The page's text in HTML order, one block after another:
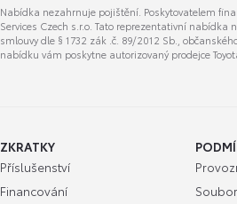
Nabídka nezahrnuje pojištění. Poskytovatelem
Services Czech s.r.o. Tato reprezentativní nabídka
smlouvy dle § 1732 zák .č. 89/2012 Sb.,
nabídku vám poskytne autorizovaný prodejce
ZKRATKY
Příslušenství
Financování